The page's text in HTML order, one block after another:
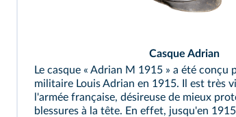
Casque Adrian
Le casque « Adrian M 1915 » a été conçu
militaire Louis Adrian en 1915. Il est très
l'armée française, désireuse de mieux
blessures à la tête. En effet, jusqu'en